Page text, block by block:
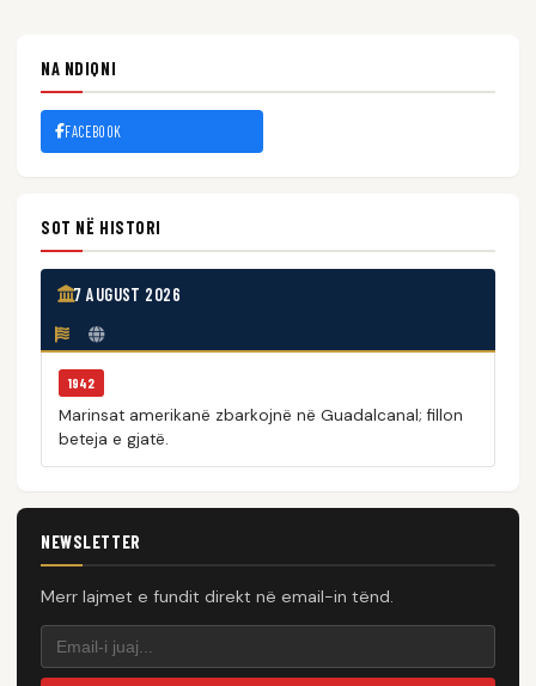
NA NDIQNI
FACEBOOK
SOT NË HISTORI
7 AUGUST 2026
1942
Marinsat amerikanë zbarkojnë në Guadalcanal; fillon
beteja e gjatë.
NEWSLETTER
Merr lajmet e fundit direkt në email-in tënd.